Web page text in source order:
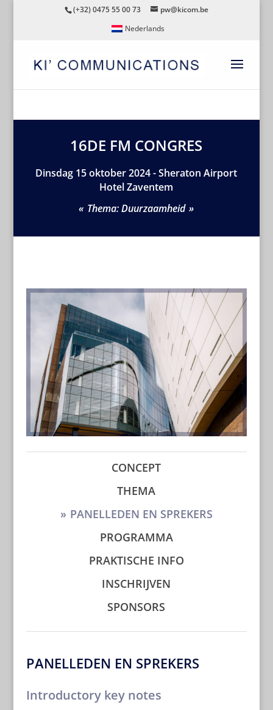
(+32) 0475 55 00 73
pw@kicom.be
Nederlands
16DE FM CONGRES
Dinsdag 15 oktober 2024 - Sheraton Airport
Hotel Zaventem
Thema: Duurzaamheid
CONCEPT
THEMA
PANELLEDEN EN SPREKERS
PROGRAMMA
PRAKTISCHE INFO
INSCHRIJVEN
SPONSORS
PANELLEDEN EN SPREKERS
Introductory key notes